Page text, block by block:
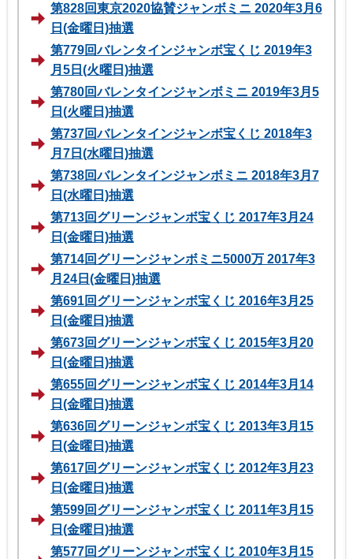
第828回東京2020協賛ジャンボミニ 2020年3月6
日(金曜日)抽選
第779回バレンタインジャンボ宝くじ 2019年3
月5日(火曜日)抽選
第780回バレンタインジャンボミニ 2019年3月5
日(火曜日)抽選
第737回バレンタインジャンボ宝くじ 2018年3
月7日(水曜日)抽選
第738回バレンタインジャンボミニ 2018年3月7
日(水曜日)抽選
第713回グリーンジャンボ宝くじ 2017年3月24
日(金曜日)抽選
第714回グリーンジャンボミニ5000万 2017年3
月24日(金曜日)抽選
第691回グリーンジャンボ宝くじ 2016年3月25
日(金曜日)抽選
第673回グリーンジャンボ宝くじ 2015年3月20
日(金曜日)抽選
第655回グリーンジャンボ宝くじ 2014年3月14
日(金曜日)抽選
第636回グリーンジャンボ宝くじ 2013年3月15
日(金曜日)抽選
第617回グリーンジャンボ宝くじ 2012年3月23
日(金曜日)抽選
第599回グリーンジャンボ宝くじ 2011年3月15
日(金曜日)抽選
第577回グリーンジャンボ宝くじ 2010年3月15